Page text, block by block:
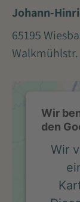
Johann-
65195
Walkmühlstr.
Wir
den
Wir